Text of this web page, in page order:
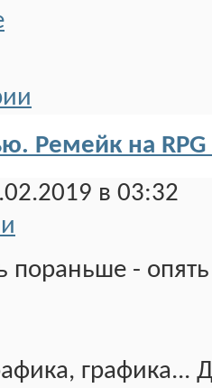
Ремейк на
в 03:32
пораньше -
графика...